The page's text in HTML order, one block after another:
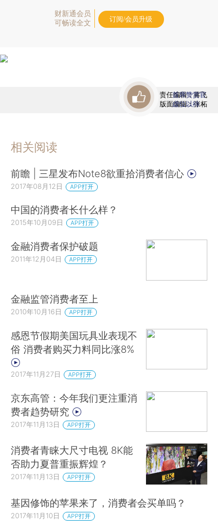
财新通会员
可畅读全文
订阅/会员升级
责任编辑：蒋飞
版面编辑：张柘
首席赞赏官
虚位以待
相关阅读
前瞻 | 三星发布Note8欲重拾消费者信心
2017年08月12日 APP打开
中国的消费者长什么样？
2015年10月09日 APP打开
金融消费者保护破题
2011年12月04日 APP打开
金融监管消费者至上
2010年10月16日 APP打开
感恩节假期美国玩具业表现不
俗 消费者购买力料同比涨8%
2017年11月27日 APP打开
京东高管：今年我们更注重消
费者趋势研究
2017年11月13日 APP打开
消费者青睐大尺寸电视 8K能
否助力夏普重振辉煌？
2017年11月13日 APP打开
基因修饰的苹果来了，消费者会买单吗？
2017年11月10日 APP打开